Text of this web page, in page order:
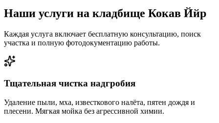
Наши услуги на кладбище Кокав Ййр
Каждая услуга включает бесплатную консультацию, поиск
участка и полную фотодокументацию работы.
Тщательная чистка надгробия
Удаление пыли, мха, известкового налёта, пятен дождя и
плесени. Мягкая мойка без агрессивной химии.